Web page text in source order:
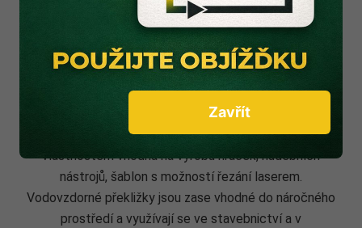
Překližky se vyrábí překládáním tří a více vrstev dýh
(vždy je lichý počet). Překližka je díky svým
vlastnostem vhodná na výrobu hraček, hudebních
nástrojů, šablon s možností řezání laserem.
Vodovzdorné překližky jsou zase vhodné do náročného
prostředí a využívají se ve stavebnictví a v
Zavřít